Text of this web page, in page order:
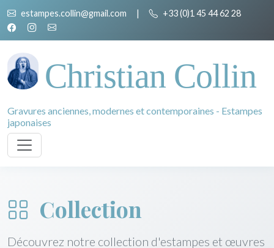
estampes.collin@gmail.com | +33 (0)1 45 44 62 28
Christian Collin
Gravures anciennes, modernes et contemporaines - Estampes
japonaises
Collection
Découvrez notre collection d'estampes et œuvres